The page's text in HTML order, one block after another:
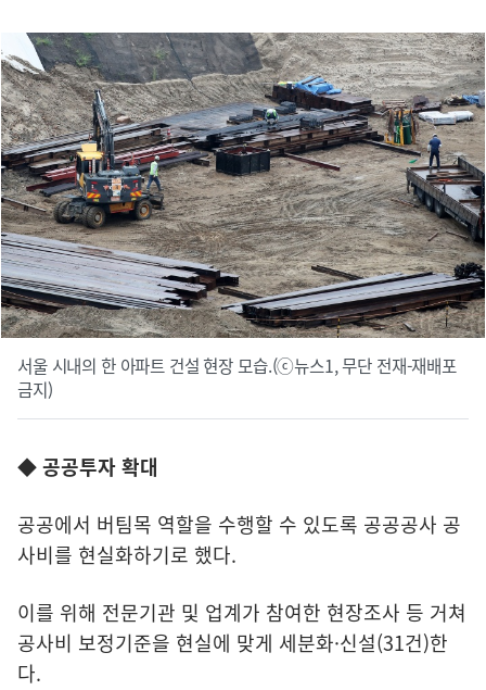
서울 시내의 한 아파트 건설 현장 모습.(ⓒ뉴스1, 무단 전재-재배포
금지)
◆ 공공투자 확대
공공에서 버팀목 역할을 수행할 수 있도록 공공공사 공
사비를 현실화하기로 했다.
이를 위해 전문기관 및 업계가 참여한 현장조사 등 거쳐
공사비 보정기준을 현실에 맞게 세분화·신설(31건)한
다.